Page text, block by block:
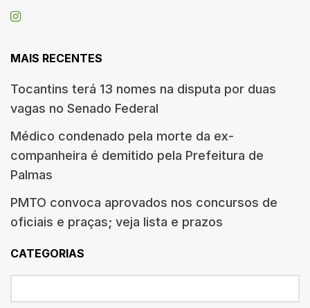
MAIS RECENTES
Tocantins terá 13 nomes na disputa por duas
vagas no Senado Federal
Médico condenado pela morte da ex-
companheira é demitido pela Prefeitura de
Palmas
PMTO convoca aprovados nos concursos de
oficiais e praças; veja lista e prazos
CATEGORIAS